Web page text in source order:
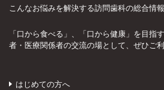
こんなお悩みを解決する訪問歯科の総合情報
「口から食べる」、「口から健康」を目指
者・医療関係者の交流の場として、ぜひご利
はじめての方へ